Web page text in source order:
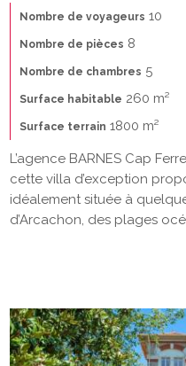
Nombre de voyageurs 10
Nombre de pièces 8
Nombre de chambres 5
Surface habitable 260 m²
Surface terrain 1800 m²
L’agence BARNES Cap
cette villa d’exception
idéalement située à
d’Arcachon, des plages